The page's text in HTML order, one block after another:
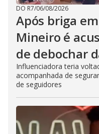
DO R7/06/08/2026
Após briga
Mineiro é
de debochar
Influenciadora teria
acompanhada de
de seguidores